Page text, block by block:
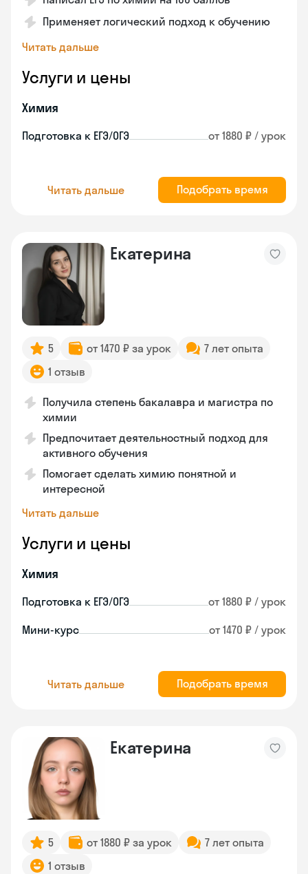
Применяет логический подход к обучению
Читать дальше
Услуги и цены
Химия
Подготовка к ЕГЭ/ОГЭ от 1880 ₽ / урок
Читать дальше Подобрать время
Екатерина
5 от 1470 ₽ за урок
7 лет опыта
1 отзыв
Получила степень бакалавра и магистра по
химии
Предпочитает деятельностный подход для
активного обучения
Помогает сделать химию понятной и
интересной
Читать дальше
Услуги и цены
Химия
Подготовка к ЕГЭ/ОГЭ от 1880 ₽ / урок
Мини-курс от 1470 ₽ / урок
Читать дальше Подобрать время
Екатерина
5 от 1880 ₽ за урок
7 лет опыта
1 отзыв